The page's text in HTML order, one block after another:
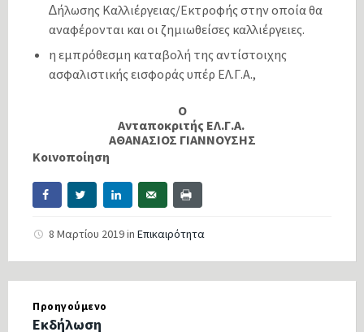
∆ήλωσης Καλλιέργειας/Εκτροφής στην οποία θα
αναφέρονται και οι ζηµιωθείσες καλλιέργειες.
η εµπρόθεσµη καταβολή της αντίστοιχης
ασφαλιστικής εισφοράς υπέρ ΕΛ.Γ.Α.,
Ο
Ανταποκριτής ΕΛ.Γ.Α.
ΑΘΑΝΑΣΙΟΣ ΓΙΑΝΝΟΥΣΗΣ
Κοινοποίηση
8 Μαρτίου 2019in Επικαιρότητα
Προηγούμενο
Εκδήλωση